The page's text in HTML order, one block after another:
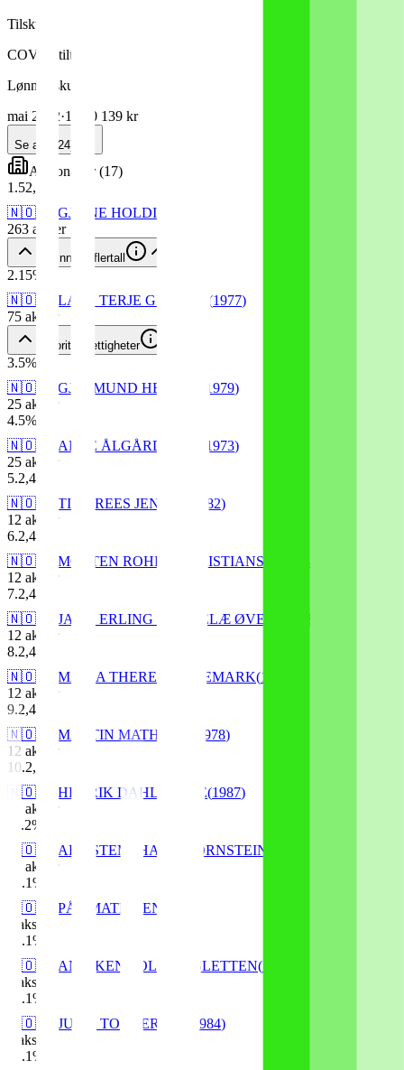
Tilskudd
COVID-tiltak
Lønnstilskudd
mai 2022·1 280 139 kr
Se alle 24)
Aksjonærer(17)
1 .52,6
🇳🇴
GJEINE HOLDING AS
263 aksjer
Alminnelig flertall
2.15%
🇳🇴
LARS TERJE GRORUD (1977)
75 aksjer
Minoritetsrettigheter
3.5%
🇳🇴
GJERMUND HELLAN 1979)
25 aksjer
4.5%
🇳🇴
ARVE ÅLGÅRDSTAD 1973)
25 aksjer
5.2,4
🇳🇴
TINE REES JENSEN 1982)
12 aksjer
6.2,4
🇳🇴
MORTEN ROHDE CHRISTIANSEN
12 aksjer
7.2,4
🇳🇴
JAHN ERLING MEGGELÆ ØVERLI 1980
12 aksjer
8.2,4
🇳🇴
MARIA THERESE OLJEMARK(1983
12 aksjer
9.2,4
🇳🇴
MARTIN MATHISEN 1978)
12 aksjer
10.2,4
🇳🇴
HENRIK DAHL VISLIE(1987)
aksjer
.2%
🇳🇴
ARE STEMSHAUG BORNSTEIN
aksjer
.1%
🇳🇴
PÅL MATHISEN
aksjer
.1%
🇳🇴
ANNIKEN SOLLIEN SLETTEN(
aksjer
.1%
🇳🇴
JULIE TORGERSEN 1984)
aksjer
.1%